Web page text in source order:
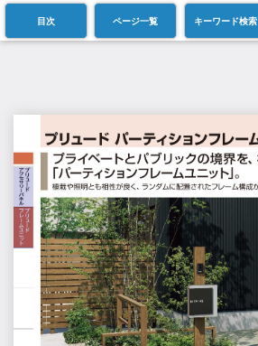
目次 ページ一覧 キーワード検索